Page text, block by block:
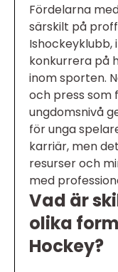
Fördelarna
särskilt på
konkurrera på
inom sporten.
och press som
ungdomsnivå
för unga
karriär, men
resurser och
med
Vad är
olika
Hockey?